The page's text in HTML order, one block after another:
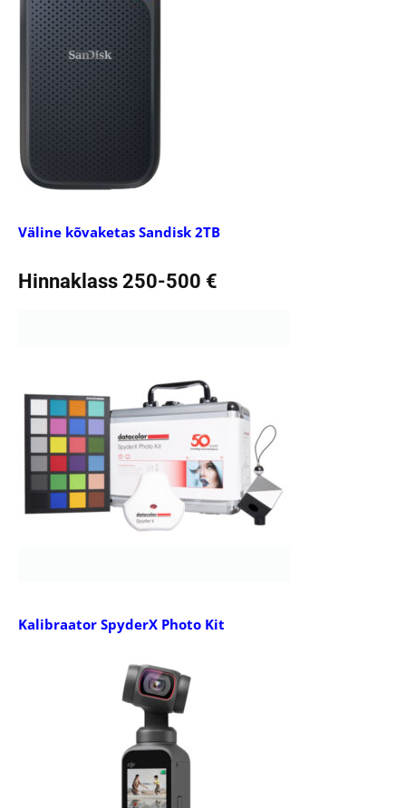
Väline kõvaketas Sandisk 2TB
Hinnaklass 250-500 €
Kalibraator SpyderX Photo Kit